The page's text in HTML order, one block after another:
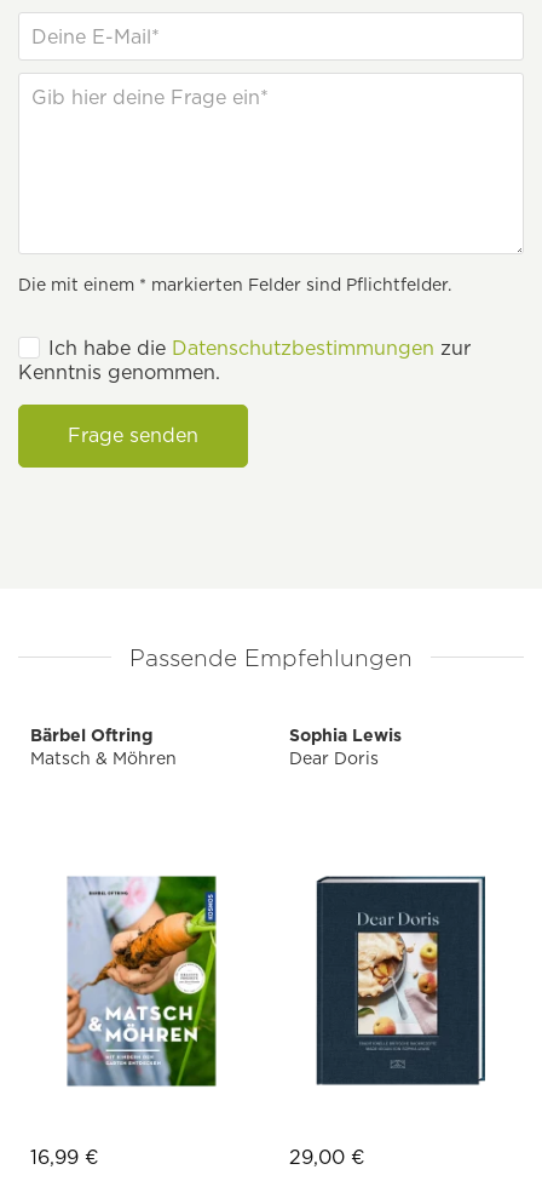
Die mit einem * markierten Felder sind Pflichtfelder.
Ich habe die Datenschutzbestimmungen zur
Kenntnis genommen.
Frage senden
Passende Empfehlungen
Bärbel Oftring
Matsch & Möhren
16,99 €
Sophia Lewis
Dear Doris
29,00 €